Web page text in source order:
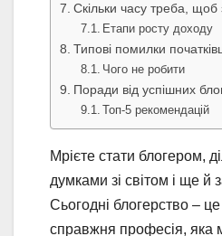
Скільки часу треба, щоб
Етапи росту доходу
Типові помилки
Чого не робити
Поради від успішних
Топ-5 рекомендацій
Мрієте стати блогером,
думками зі світом і ще й
Сьогодні блогерство –
справжня професія, яка